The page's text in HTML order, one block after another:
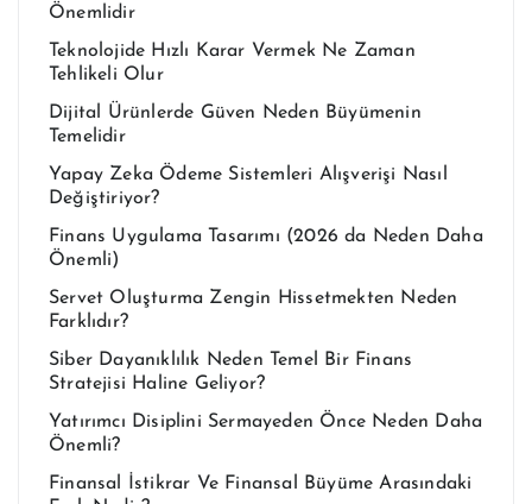
Önemlidir
Teknolojide Hızlı Karar Vermek Ne Zaman
Tehlikeli Olur
Dijital Ürünlerde Güven Neden Büyümenin
Temelidir
Yapay Zeka Ödeme Sistemleri Alışverişi Nasıl
Değiştiriyor?
Finans Uygulama Tasarımı (2026 da Neden Daha
Önemli)
Servet Oluşturma Zengin Hissetmekten Neden
Farklıdır?
Siber Dayanıklılık Neden Temel Bir Finans
Stratejisi Haline Geliyor?
Yatırımcı Disiplini Sermayeden Önce Neden Daha
Önemli?
Finansal İstikrar Ve Finansal Büyüme Arasındaki